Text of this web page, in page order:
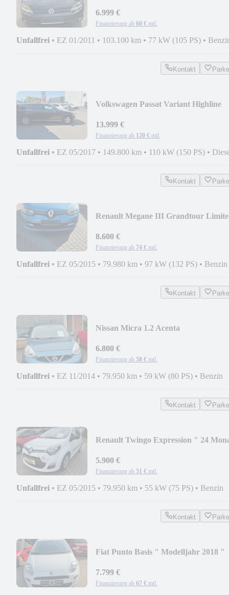
6.999 €
Finanzierung ab 60 € mtl.
Unfallfrei • EZ 01/2011 • 103.100 km • 77 kW (105 PS) •
Kontakt
Volkswagen Passat Variant Highline
13.999 €
Finanzierung ab 120 € mtl.
Unfallfrei • EZ 05/2017 • 149.800 km • 110 kW (150 PS) •
Kontakt
Renault Megane III Grandtour
8.600 €
Finanzierung ab 74 € mtl.
Unfallfrei • EZ 05/2015 • 79.980 km • 97 kW (132 PS) • Benzin
Kontakt
Nissan Micra 1.2 Acenta
6.800 €
Finanzierung ab 58 € mtl.
Unfallfrei • EZ 11/2014 • 79.950 km • 59 kW (80 PS) • Benzin
Kontakt
Renault Twingo Expression " 24
5.900 €
Finanzierung ab 51 € mtl.
Unfallfrei • EZ 05/2015 • 79.950 km • 55 kW (75 PS) • Benzin
Kontakt
Fiat Punto Basis " Modelljahr 2018 "
7.799 €
Finanzierung ab 67 € mtl.